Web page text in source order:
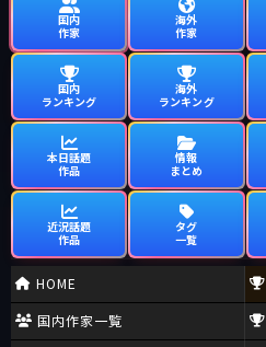
国内
作家
海外
作家
国内
ランキング
海外
ランキング
本日話題
作品
情報
まとめ
近況話題
作品
タグ
一覧
HOME
国内作家一覧